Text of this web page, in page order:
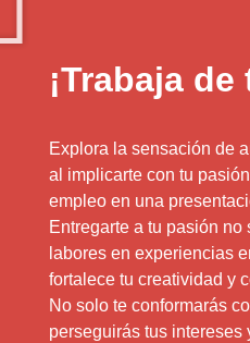
¡Trabaja
Explora la sensación de
al implicarte con tu
empleo en una
Entregarte a tu pasión no
labores en experiencias
fortalece tu creatividad y
No solo te conformarás
perseguirás tus intereses